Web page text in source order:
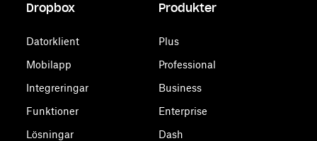
Dropbox
Datorklient
Mobilapp
Integreringar
Funktioner
Lösningar
Produkter
Plus
Professional
Business
Enterprise
Dash